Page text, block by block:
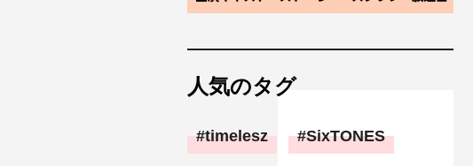
人気のタグ
timelesz SixTONES